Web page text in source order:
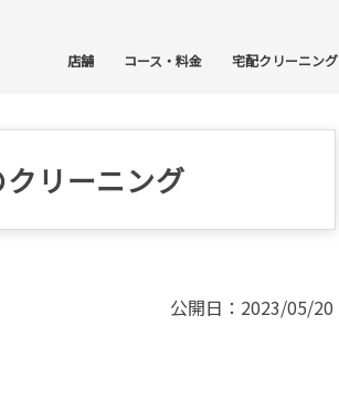
店舗 コース・料金 宅配クリーニング
リーニング
公開日：2023/05/20